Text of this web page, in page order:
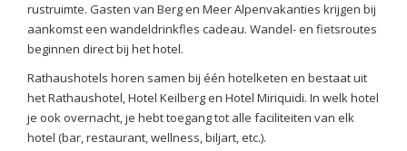
rustruimte. Gasten van Berg en Meer Alpenvakanties krijgen bij
aankomst een wandeldrinkfles cadeau. Wandel- en fietsroutes
beginnen direct bij het hotel.
Rathaushotels horen samen bij één hotelketen en bestaat uit
het Rathaushotel, Hotel Keilberg en Hotel Miriquidi. In welk hotel
je ook overnacht, je hebt toegang tot alle faciliteiten van elk
hotel (bar, restaurant, wellness, biljart, etc.).